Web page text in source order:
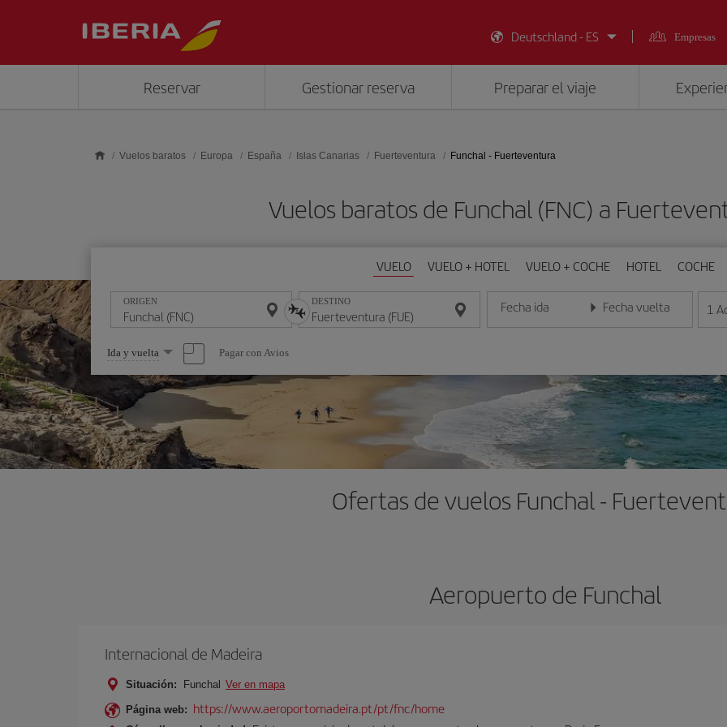
Deutschland - ES
Empresas
Reservar Gestionar reserva Preparar el viaje
Vuelos baratos Europa España Islas Canarias Fuerteventura Funchal - Fuerteventura
Vuelos baratos de Funchal (FNC) a
VUELO VUELO + HOTEL VUELO + COCHE HOTEL COCHE
ORIGEN DESTINO Fecha ida
Introduce la fecha en formato día/mes/año
Fecha vuelta
Introduce la fecha en 1
Seleccione
una
opción
Ida y vuelta Pagar con Avios
Ofertas de vuelos Funchal -
Aeropuerto de Funchal
Internacional de Madeira
Situación: Funchal Ver en mapa
Página web: https://www.aeroportomadeira.pt/pt/fnc/home